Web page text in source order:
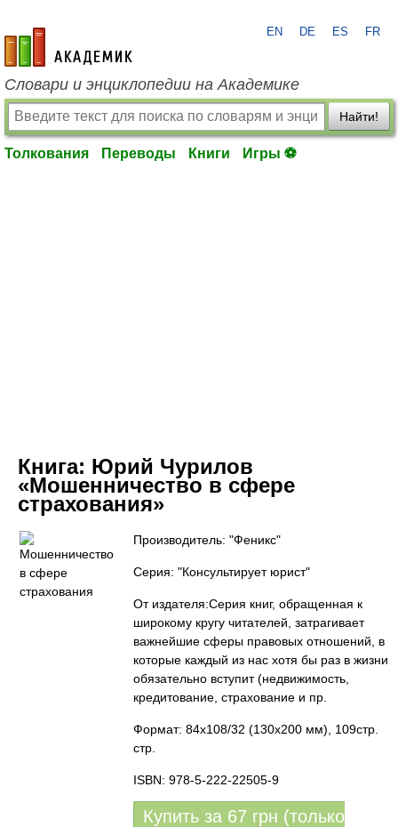
academic.ru
EN DE ES FR
Словари и энциклопедии на Академике
Найти!
Толкования Переводы Книги Игры ⚽
Книга: Юрий Чурилов
«Мошенничество в сфере
страхования»
Производитель: "Феникс"
Серия: "Консультирует юрист"
От издателя:Серия книг, обращенная к
широкому кругу читателей, затрагивает
важнейшие сферы правовых отношений, в
которые каждый из нас хотя бы раз в жизни
обязательно вступит (недвижимость,
кредитование, страхование и пр.
Формат: 84x108/32 (130х200 мм), 109стр.
стр.
ISBN: 978-5-222-22505-9
Купить за 67 грн (только